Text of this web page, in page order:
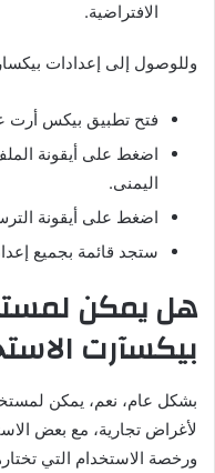
الافتراضية.
وللوصول إلى إعدادات
فتح تطبيق بيكس أرت
اضغط على أيقونة
اليمنى.
اضغط على أيقونة
ستجد قائمة بجميع
هل يمكن
بيكسآرت
بشكل عام، نعم، يمكن
لأغراض تجارية، مع بعض
ورخصة الاستخدام التي